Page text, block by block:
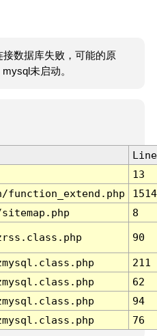
数据库失败，可能的原
未启动。
Line
13
1514
8
90
211
62
94
76